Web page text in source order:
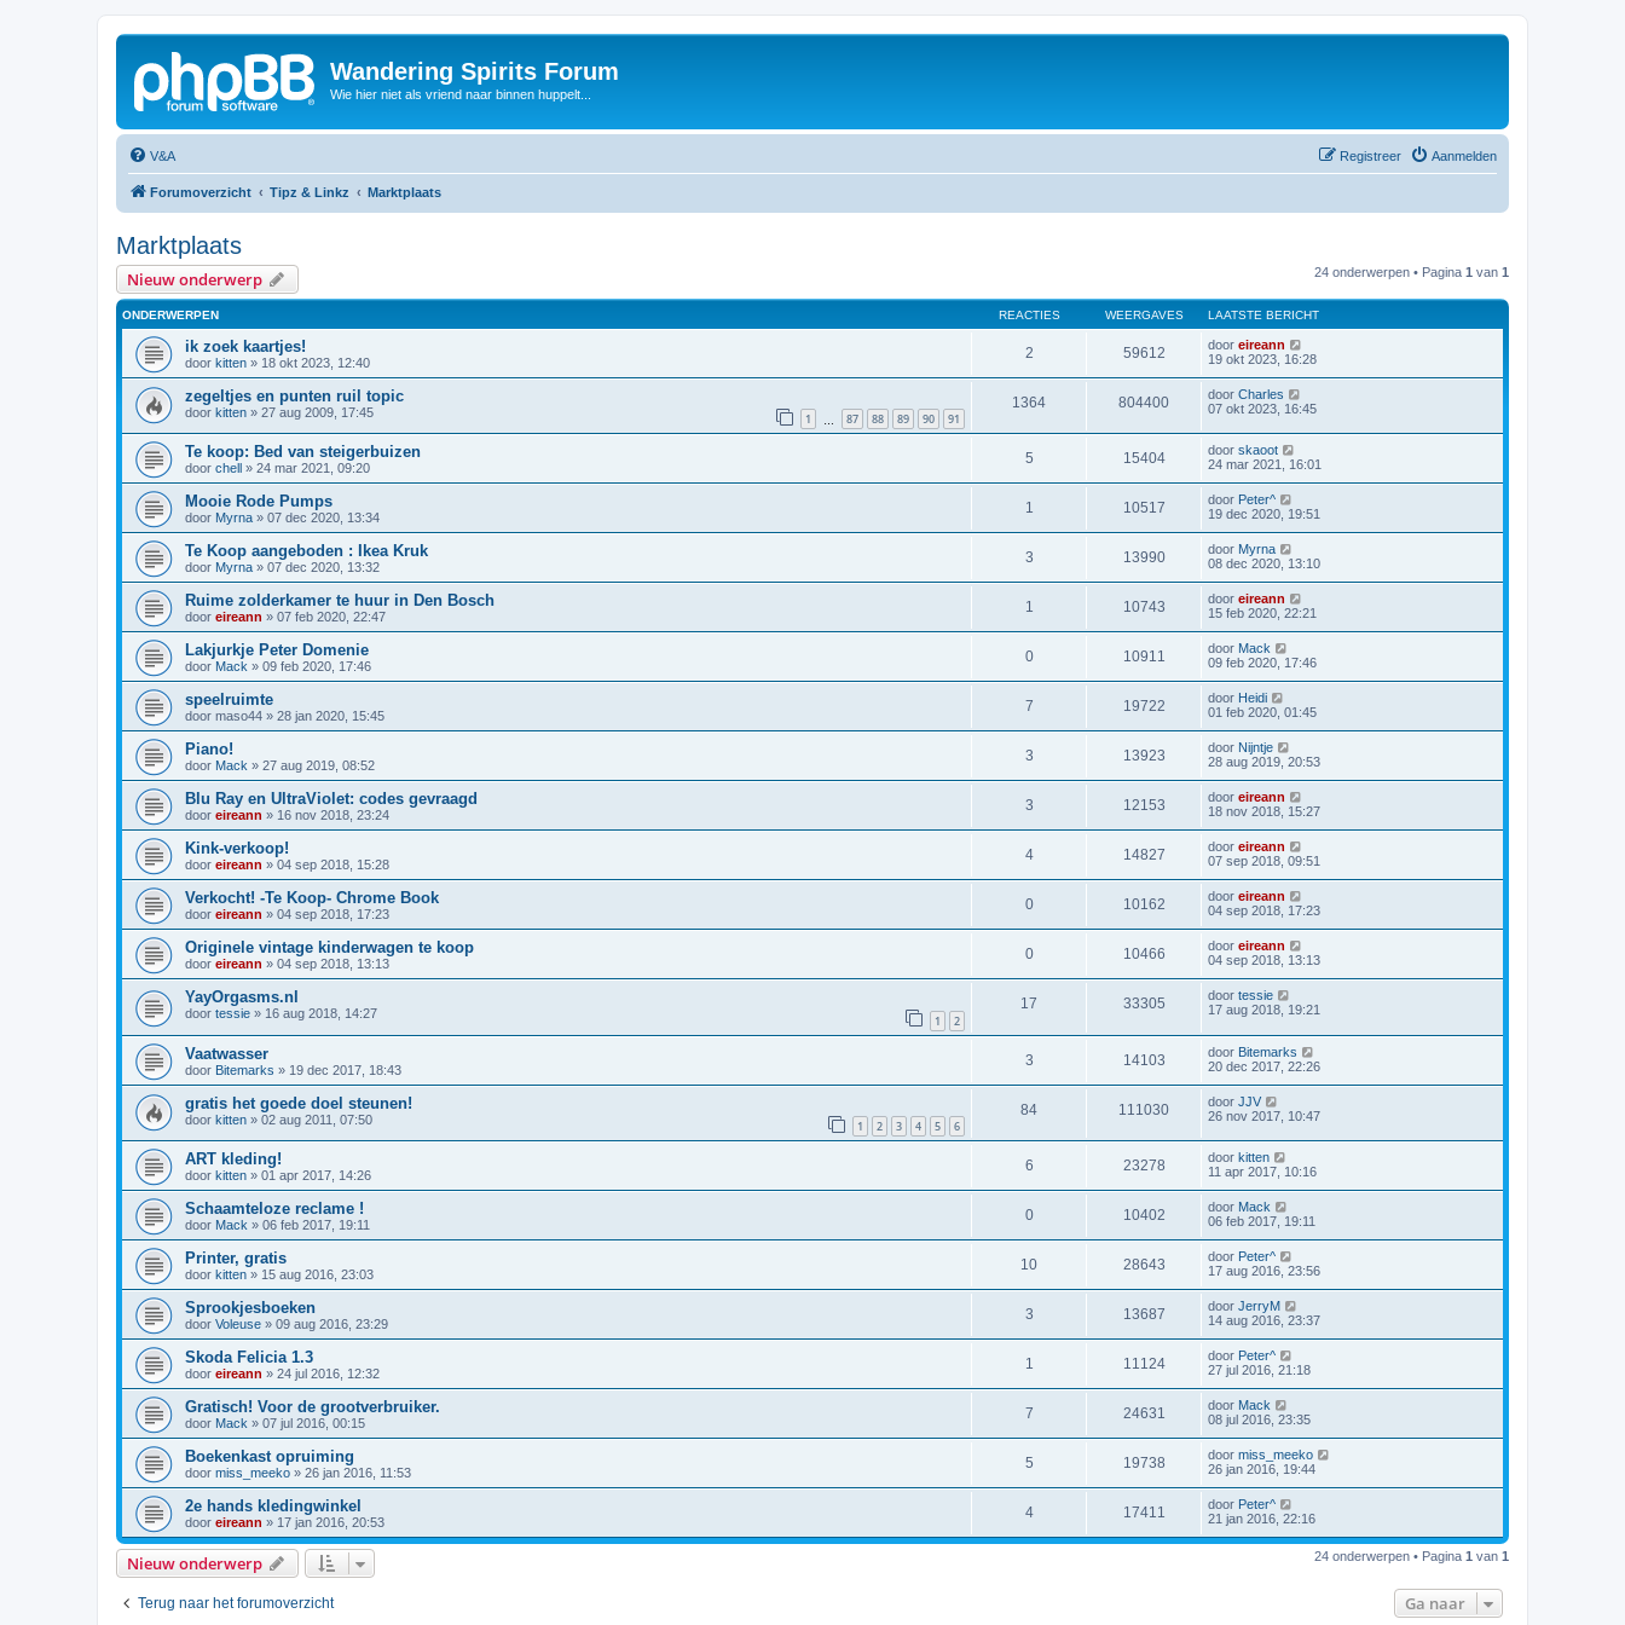
Wandering Spirits Forum
Wie hier niet als vriend naar binnen huppelt...
V&A Aanmelden
Registreer
Forumoverzicht Tipz & Linkz Marktplaats
Marktplaats
Nieuw onderwerp 24 onderwerpen • Pagina 1 van 1
ONDERWERPEN REACTIES WEERGAVES LAATSTE BERICHT
ik zoek kaartjes!
door kitten » 18 okt 2023, 12:40
2 59612 door eireann
19 okt 2023, 16:28
zegeltjes en punten ruil topic
door kitten » 27 aug 2009, 17:45 1 87 88 89 90 91
1364 804400 door Charles
07 okt 2023, 16:45
Te koop: Bed van steigerbuizen
door chell » 24 mar 2021, 09:20
5 15404 door skaoot
24 mar 2021, 16:01
Mooie Rode Pumps
door Myrna » 07 dec 2020, 13:34
1 10517 door Peter^
19 dec 2020, 19:51
Te Koop aangeboden : Ikea Kruk
door Myrna » 07 dec 2020, 13:32
3 13990 door Myrna
08 dec 2020, 13:10
Ruime zolderkamer te huur in Den Bosch
door eireann » 07 feb 2020, 22:47
1 10743 door eireann
15 feb 2020, 22:21
Lakjurkje Peter Domenie
door Mack » 09 feb 2020, 17:46
0 10911 door Mack
09 feb 2020, 17:46
speelruimte
door maso44 » 28 jan 2020, 15:45
7 19722 door Heidi
01 feb 2020, 01:45
Piano!
door Mack » 27 aug 2019, 08:52
3 13923 door Nijntje
28 aug 2019, 20:53
Blu Ray en UltraViolet: codes gevraagd
door eireann » 16 nov 2018, 23:24
3 12153 door eireann
18 nov 2018, 15:27
Kink-verkoop!
door eireann » 04 sep 2018, 15:28
4 14827 door eireann
07 sep 2018, 09:51
Verkocht! -Te Koop- Chrome Book
door eireann » 04 sep 2018, 17:23
0 10162 door eireann
04 sep 2018, 17:23
Originele vintage kinderwagen te koop
door eireann » 04 sep 2018, 13:13
0 10466 door eireann
04 sep 2018, 13:13
YayOrgasms.nl
door tessie » 16 aug 2018, 14:27 1 2
17 33305 door tessie
17 aug 2018, 19:21
Vaatwasser
door Bitemarks » 19 dec 2017, 18:43
3 14103 door Bitemarks
20 dec 2017, 22:26
gratis het goede doel steunen!
door kitten » 02 aug 2011, 07:50 1 2 3 4 5 6
84 111030 door JJV
26 nov 2017, 10:47
ART kleding!
door kitten » 01 apr 2017, 14:26
6 23278 door kitten
11 apr 2017, 10:16
Schaamteloze reclame !
door Mack » 06 feb 2017, 19:11
0 10402 door Mack
06 feb 2017, 19:11
Printer, gratis
door kitten » 15 aug 2016, 23:03
10 28643 door Peter^
17 aug 2016, 23:56
Sprookjesboeken
door Voleuse » 09 aug 2016, 23:29
3 13687 door JerryM
14 aug 2016, 23:37
Skoda Felicia 1.3
door eireann » 24 jul 2016, 12:32
1 11124 door Peter^
27 jul 2016, 21:18
Gratisch! Voor de grootverbruiker.
door Mack » 07 jul 2016, 00:15
7 24631 door Mack
08 jul 2016, 23:35
Boekenkast opruiming
door miss_meeko » 26 jan 2016, 11:53
5 19738 door miss_meeko
26 jan 2016, 19:44
2e hands kledingwinkel
door eireann » 17 jan 2016, 20:53
4 17411 door Peter^
21 jan 2016, 22:16
Nieuw onderwerp 24 onderwerpen • Pagina 1 van 1
Terug naar het forumoverzicht Ga naar